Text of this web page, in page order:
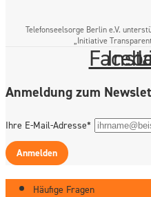
Telefonseelsorge Berlin e.V.
„Initiative
Anmeldung zum
Ihre E-Mail-Adresse*
Anmelden
Häufige Fragen